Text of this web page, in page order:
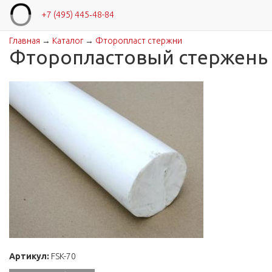
+7 (495) 445‑48-84
Вы здесь
Главная → Каталог→ Фторопласт стержни
Фторопластовый стержень
Артикул: FSK-70